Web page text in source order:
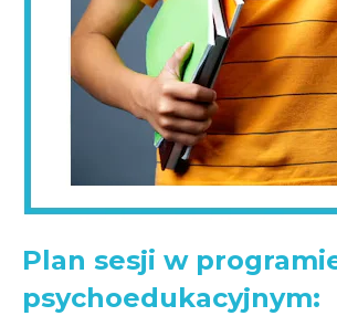
Plan sesji w
psychoedukacyjnym: